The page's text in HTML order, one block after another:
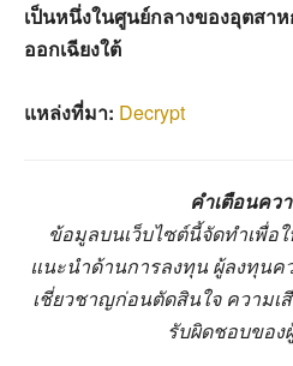
เป็นหนึ่งในศูนย์กลางของอุตสา
ออกเฉียงใต้
แหล่งที่มา: Decrypt
คำเตือนคว
ข้อมูลบนเว็บไซต์นี้จัดทำเพื่อ
แนะนำด้านการลงทุน ผู้ลงทุน
เชี่ยวชาญก่อนตัดสินใจ ความเ
รับผิดชอบของ